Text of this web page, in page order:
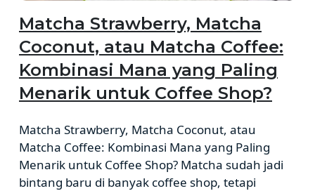
Matcha Strawberry, Matcha
Coconut, atau Matcha Coffee:
Kombinasi Mana yang Paling
Menarik untuk Coffee Shop?
Matcha Strawberry, Matcha Coconut, atau
Matcha Coffee: Kombinasi Mana yang Paling
Menarik untuk Coffee Shop? Matcha sudah jadi
bintang baru di banyak coffee shop, tetapi